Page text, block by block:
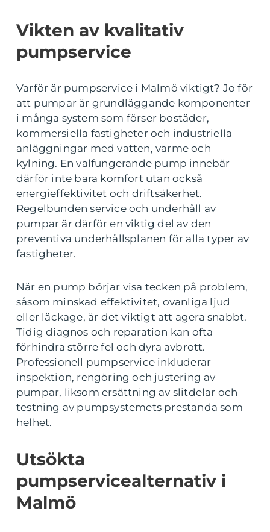
Vikten av kvalitativ
pumpservice
Varför är pumpservice i Malmö viktigt? Jo för
att pumpar är grundläggande komponenter
i många system som förser bostäder,
kommersiella fastigheter och industriella
anläggningar med vatten, värme och
kylning. En välfungerande pump innebär
därför inte bara komfort utan också
energieffektivitet och driftsäkerhet.
Regelbunden service och underhåll av
pumpar är därför en viktig del av den
preventiva underhållsplanen för alla typer av
fastigheter.
När en pump börjar visa tecken på problem,
såsom minskad effektivitet, ovanliga ljud
eller läckage, är det viktigt att agera snabbt.
Tidig diagnos och reparation kan ofta
förhindra större fel och dyra avbrott.
Professionell pumpservice inkluderar
inspektion, rengöring och justering av
pumpar, liksom ersättning av slitdelar och
testning av pumpsystemets prestanda som
helhet.
Utsökta
pumpservicealternativ i
Malmö